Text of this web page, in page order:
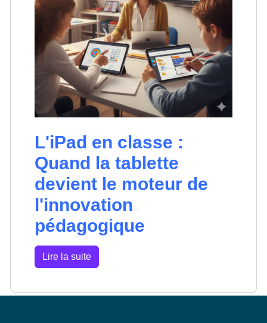
L'iPad en classe :
Quand la tablette
devient le moteur de
l'innovation
pédagogique
Lire la suite